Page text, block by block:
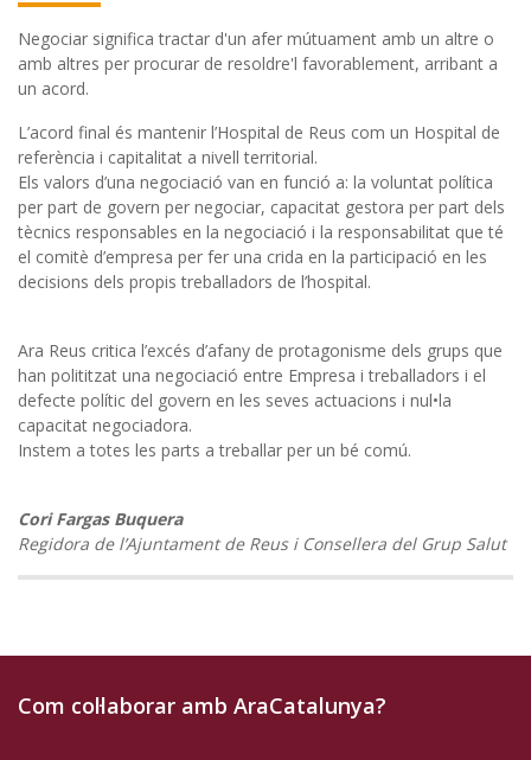
Negociar significa tractar d'un afer mútuament amb un altre o
amb altres per procurar de resoldre'l favorablement, arribant a
un acord.
L’acord final és mantenir l’Hospital de Reus com un Hospital de
referència i capitalitat a nivell territorial.
Els valors d’una negociació van en funció a: la voluntat política
per part de govern per negociar, capacitat gestora per part dels
tècnics responsables en la negociació i la responsabilitat que té
el comitè d’empresa per fer una crida en la participació en les
decisions dels propis treballadors de l’hospital.
Ara Reus critica l’excés d’afany de protagonisme dels grups que
han polititzat una negociació entre Empresa i treballadors i el
defecte polític del govern en les seves actuacions i nul•la
capacitat negociadora.
Instem a totes les parts a treballar per un bé comú.
Cori Fargas Buquera
Regidora de l’Ajuntament de Reus i Consellera del Grup Salut
Com col·laborar amb AraCatalunya?